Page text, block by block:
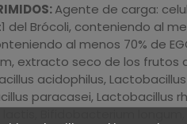
Agente de carga:
del Brócoli, conteniendo al
al menos 70% de
extracto seco de los frutos
acidophilus,
paracasei, Lactobacillus
lactis, Bifidobacterium